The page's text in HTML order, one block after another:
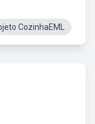
CozinhaEML